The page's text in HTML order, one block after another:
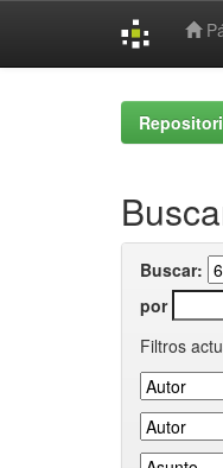
Buscar:
por
Filtros